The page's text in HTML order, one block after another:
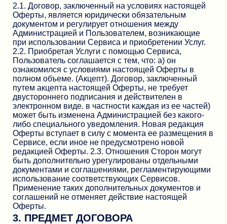
2.1. Договор, заключенный на условиях настоящей
Оферты, является юридически обязательным
документом и регулирует отношения между
Администрацией и Пользователем, возникающие
при использовании Сервиса и приобретении Услуг.
2.2. Приобретая Услуги с помощью Сервиса,
Пользователь соглашается с тем, что: а) он
ознакомился с условиями настоящей Оферты в
полном объеме. (Акцепт). Договор, заключенный
путем акцепта настоящей Оферты, не требует
двустороннего подписания и действителен в
электронном виде. в частности каждая из ее частей)
может быть изменена Администрацией без какого-
либо специального уведомления. Новая редакция
Оферты вступает в силу с момента ее размещения в
Сервисе, если иное не предусмотрено новой
редакцией Оферты. 2.3. Отношения Сторон могут
быть дополнительно урегулированы отдельными
документами и соглашениями, регламентирующими
использование соответствующих Сервисов.
Применение таких дополнительных документов и
соглашений не отменяет действие настоящей
Оферты.
3. ПРЕДМЕТ ДОГОВОРА